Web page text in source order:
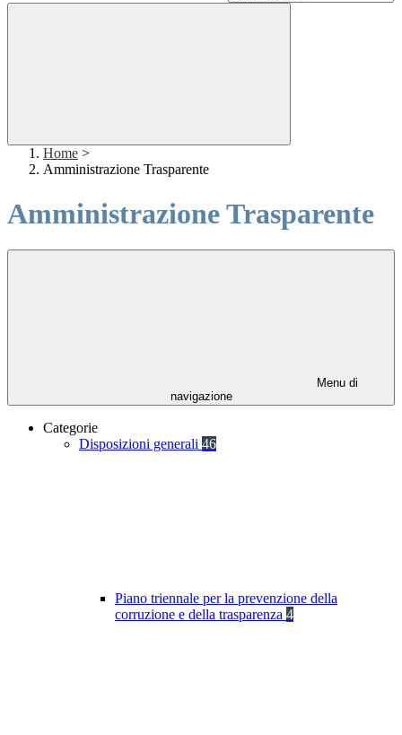
Home >
Amministrazione Trasparente
Amministrazione Trasparente
Menu di
navigazione
Categorie
Disposizioni generali 46
Piano triennale per la prevenzione della
corruzione e della trasparenza 4